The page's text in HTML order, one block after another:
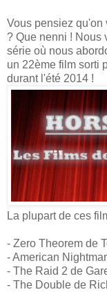
Vous pensiez qu'on
? Que nenni ! Nous
série où nous
un 22ème film sorti
durant l'été 2014 !
La plupart de ces
- Zero Theorem de
- American
- The Raid 2 de
- The Double de